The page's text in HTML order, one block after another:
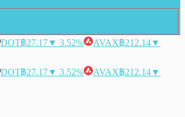
DOT฿27.17▼ 3.52% AVAX฿212.14▼
DOT฿27.17▼ 3.52% AVAX฿212.14▼